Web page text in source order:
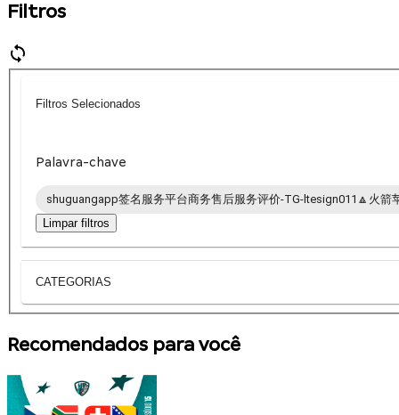
Filtros
Filtros Selecionados
Palavra-chave
shuguangapp签名服务平台商务售后服务评价-TG-ltesign011🔼火箭
Limpar filtros
CATEGORIAS
Recomendados para você